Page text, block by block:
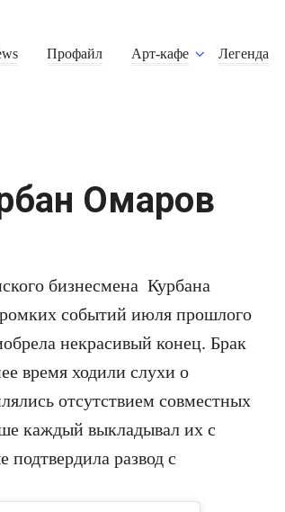
Профайл Арт-кафе Легенда
Омаров
бизнесмена Курбана
событий июля прошлого
некрасивый конец. Брак
время ходили слухи о
отсутствием совместных
каждый выкладывал их с
развод с